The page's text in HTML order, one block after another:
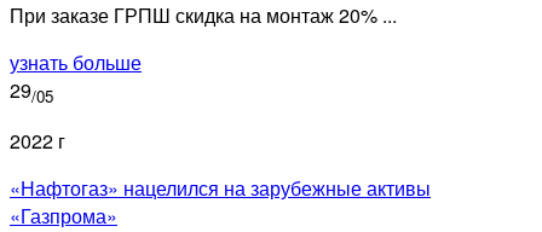
При заказе ГРПШ скидка на монтаж 20% ...
узнать больше
29/05
2022 г
«Нафтогаз» нацелился на зарубежные активы
«Газпрома»